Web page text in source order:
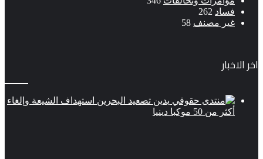
فساد 262
غير مصنف
58
اخر الاخبار